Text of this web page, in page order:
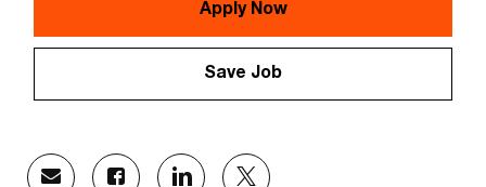
Apply Now
Save Job
Share
Share
Share
Share